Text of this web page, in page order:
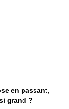
en passant,
grand ?